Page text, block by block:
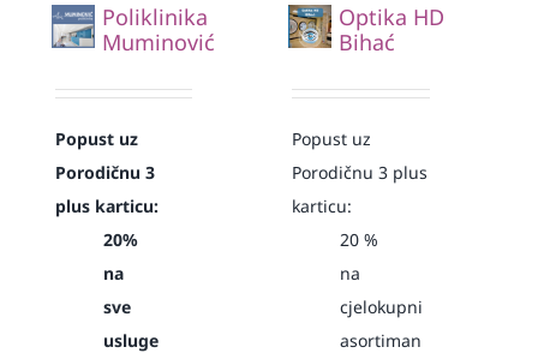
Poliklinika
Muminović
Popust uz
Porodičnu 3
plus karticu:
20%
na
sve
usluge
Optika HD
Bihać
Popust uz
Porodičnu 3 plus
karticu:
20 %
na
cjelokupni
asortiman